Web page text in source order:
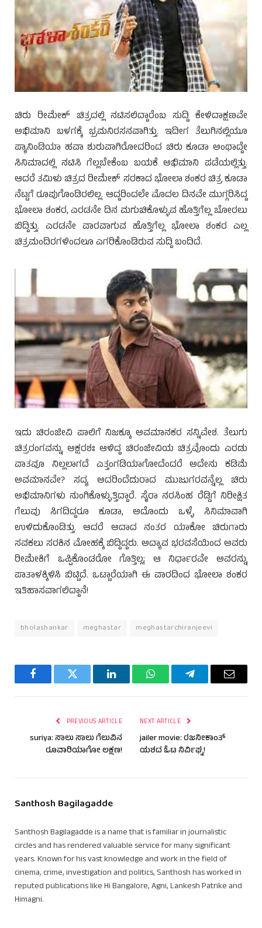
ಚಿರು ರೀಮೇಕ್ ಚಿತ್ರದಲ್ಲಿ ನಟಿಸಲಿದ್ದಾರೆಂಬ ಸುದ್ದಿ ಕೇಳಿದಾಕ್ಷಣವೇ
ಅಭಿಮಾನಿ ಬಳಗಕ್ಕೆ ಭ್ರಮನಿರಸನವಾಗಿತ್ತು. ಇದೀಗ ತೆಲುಗಿನಲ್ಲಿಯೂ
ಪ್ಯಾನಿಂಡಿಯಾ ಹವಾ ಶುರುವಾಗಿರೋದರಿಂದ ಚಿರು ಕೂಡಾ ಅಂಥಾದ್ದೇ
ಸಿನಿಮಾದಲ್ಲಿ ನಟಿಸಿ ಗೆಲ್ಲಬೇಕೆಂಬ ಬಯಕೆ ಅಭಿಮಾನಿ ಪಡೆಯಲ್ಲಿತ್ತು.
ಆದರೆ ತಮಿಳು ಚಿತ್ರದ ರೀಮೇಕ್ ಸರಕಾದ ಭೋಲಾ ಶಂಕರ ಚಿತ್ರ ಕೂಡಾ
ನೆಟ್ಟಗೆ ರೂಪುಗೊಂಡಿರಲಿಲ್ಲ. ಆದ್ದರಿಂದಲೇ ಮೊದಲ ದಿನವೇ ಮುಗ್ಗರಿಸಿದ್ದ
ಭೋಲಾ ಶಂಕರ, ಎರಡನೇ ದಿನ ಮಗುಚಿಕೊಳ್ಳುವ ಹೊತ್ತಿಗೆಲ್ಲ ಬೋರಲು
ಬಿದ್ದಿತ್ತು. ಎರಡನೇ ವಾರವಾಗುವ ಹೊತ್ತಿಗೆಲ್ಲ ಭೋಲಾ ಶಂಕರ ಎಲ್ಲ
ಚಿತ್ರಮಂದಿರಗಳಿಂದಲೂ ಎಗರಿಕೊಂಡಿರುವ ಸುದ್ದಿ ಬಂದಿದೆ.
ಇದು ಚಿರಂಜೀವಿ ಪಾಲಿಗೆ ನಿಜಕ್ಕೂ ಅವಮಾನಕರ ಸನ್ನಿವೇಶ. ತೆಲುಗು
ಚಿತ್ರರಂಗವನ್ನು ಅಕ್ಷರಶಃ ಆಳಿದ್ದ ಚಿರಂಜೀವಿಯ ಚಿತ್ರವೊಂದು ಎರಡು
ವಾತವೂ ನಿಲ್ಲಲಾಗದೆ ಎತ್ತಂಗಡಿಯಾಗೋದೆಂದರೆ ಅದೇನು ಕಡಿಮೆ
ಅವಮಾನವೇ? ಸದ್ಯ ಅದರಿಂದೆದುರಾದ ಮುಜುಗರವನ್ನೆಲ್ಲ ಚಿರು
ಅಭಿಮಾನಿಗಳು ನುಂಗಿಕೊಳ್ಳುತ್ತಿದ್ದಾರೆ. ಸೈರಾ ನರಸಿಂಹ ರೆಡ್ಡಿಗೆ ನಿರೀಕ್ಷಿತ
ಗೆಲುವು ಸಿಗದಿದ್ದರೂ ಕೂಡಾ, ಅದೊಂದು ಒಳ್ಳೆ ಸಿನಿಮಾವಾಗಿ
ಉಳಿದುಕೊಂಡಿತ್ತು. ಆದರೆ ಅದಾದ ನಂತರ ಯಾಕೋ ಚಿರುಗಾರು
ಸವಕಲು ಸರಕಿನ ಮೋಹಕ್ಕೆ ಬಿದ್ದಿದ್ದರು. ಅದ್ಯಾವ ಭರವಸೆಯಿಂದ ಅವರು
ರೀಮೇಕಿಗೆ ಒಪ್ಪಿಕೊಂಡರೋ ಗೊತ್ತಿಲ್ಲ; ಆ ನಿರ್ಧಾರವೇ ಅವರನ್ನು
ಪಾತಾಳಕ್ಕಿಳಿಸಿ ಬಿಟ್ಟಿದೆ. ಒಟ್ಟಾರೆಯಾಗಿ ಈ ವಾರದಿಂದ ಭೋಲಾ ಶಂಕರ
ಇತಿಹಾಸವಾಗಲಿದ್ದಾನೆ!
bholashankar meghastar meghastarchiranjeevi
FacebookTwitter LinkedInWhatsAppTelegramEmail
PREVIOUS ARTICLE
suriya: ಸಾಲು ಸಾಲು ಗೆಲುವಿನ
ರೂವಾರಿಯಾಗೋ ಲಕ್ಷಣ!
NEXT ARTICLE
jailer movie: ರಜನೀಕಾಂತ್
ಯಶದ ಓಟ ನಿರ್ವಿಘ್ನ!
Santhosh Bagilagadde
Santhosh Bagilagadde is a name that is familiar in journalistic
circles and has rendered valuable service for many significant
years. Known for his vast knowledge and work in the field of
cinema, crime, investigation and politics, Santhosh has worked in
reputed publications like Hi Bangalore, Agni, Lankesh Patrike and
Himagni.